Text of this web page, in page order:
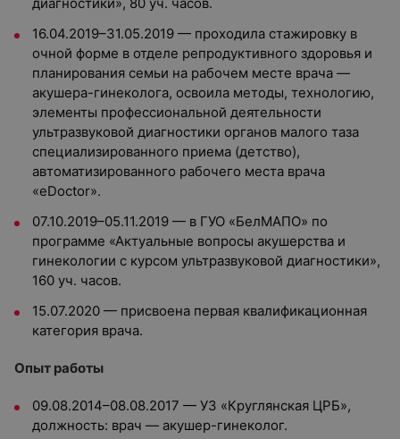
16.04.2019–31.05.2019 — проходила стажировку в
очной форме в отделе репродуктивного здоровья и
планирования семьи на рабочем месте врача —
акушера-гинеколога, освоила методы, технологию,
элементы профессиональной деятельности
ультразвуковой диагностики органов малого таза
специализированного приема (детство),
автоматизированного рабочего места врача
«eDoctor».
07.10.2019–05.11.2019 — в ГУО «БелМАПО» по
программе «Актуальные вопросы акушерства и
гинекологии с курсом ультразвуковой диагностики»,
160 уч. часов.
15.07.2020 — присвоена первая квалификационная
категория врача.
Опыт работы
09.08.2014–08.08.2017 — УЗ «Круглянская ЦРБ»,
должность: врач — акушер-гинеколог.